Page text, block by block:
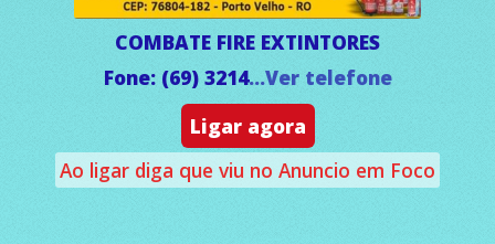
COMBATE FIRE EXTINTORES
Fone: (69) 3214...Ver telefone
Ligar agora
Ao ligar diga que viu no Anuncio em Foco